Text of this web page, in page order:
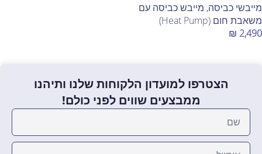
מייבשי כביסה, מייבש כביסה עם
משאבת חום (Heat Pump)
₪ 2,490
הצטרפו למועדון הלקוחות שלנו ותיהנו
ממבצעים שווים לפני כולם!